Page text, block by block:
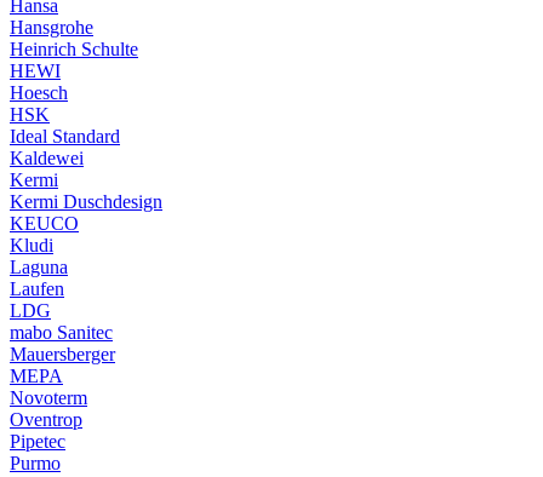
Hansa
Hansgrohe
Heinrich Schulte
HEWI
Hoesch
HSK
Ideal Standard
Kaldewei
Kermi
Kermi Duschdesign
KEUCO
Kludi
Laguna
Laufen
LDG
mabo Sanitec
Mauersberger
MEPA
Novoterm
Oventrop
Pipetec
Purmo